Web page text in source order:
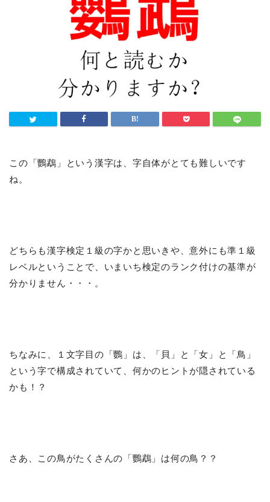
この「鸚鵡」という漢字は、字自体がとても難しいです
ね。
どちらも漢字検定１級の字かと思いきや、意外にも準１級
レベルということで、いまいち検定のランク付けの基準が
分かりません・・・。
ちなみに、１文字目の「鸚」は、「貝」と「女」と「鳥」
という字で構成されていて、何かのヒントが隠されている
かも！？
さあ、この鳥がたくさんの「鸚鵡」は何の鳥？？